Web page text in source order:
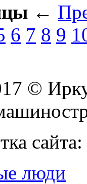
←
6 7 8 9
©
сайта:
люди